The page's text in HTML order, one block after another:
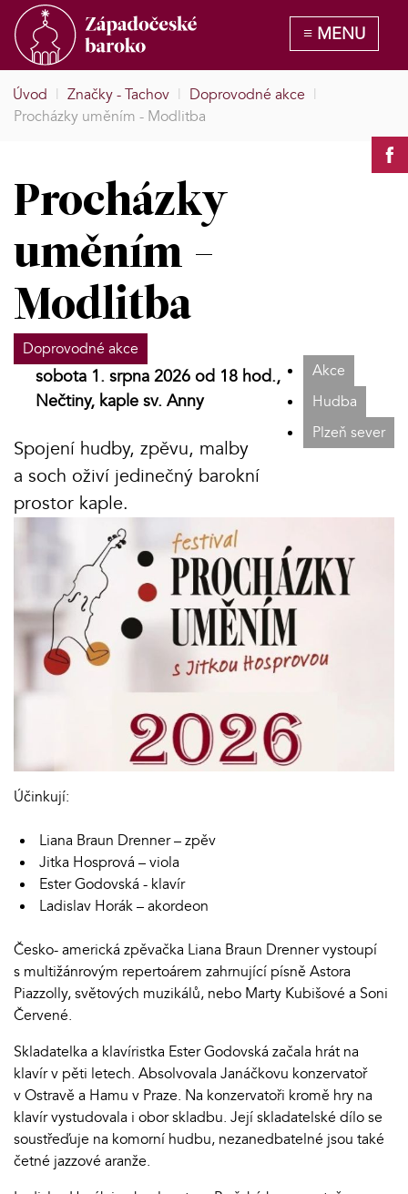
Úvod | Značky - Tachov | Doprovodné akce |
Procházky uměním - Modlitba
Procházky
uměním -
Modlitba
Doprovodné akce
Akce
Hudba
Plzeň sever
sobota 1. srpna 2026 od 18 hod.,
Nečtiny, kaple sv. Anny
Spojení hudby, zpěvu, malby
a soch oživí jedinečný barokní
prostor kaple.
Účinkují:
Liana Braun Drenner – zpěv
Jitka Hosprová – viola
Ester Godovská - klavír
Ladislav Horák – akordeon
Česko- americká zpěvačka Liana Braun Drenner vystoupí
s multižánrovým repertoárem zahrnující písně Astora
Piazzolly, světových muzikálů, nebo Marty Kubišové a Soni
Červené.
Skladatelka a klavíristka Ester Godovská začala hrát na
klavír v pěti letech. Absolvovala Janáčkovu konzervatoř
v Ostravě a Hamu v Praze. Na konzervatoři kromě hry na
klavír vystudovala i obor skladbu. Její skladatelské dílo se
soustřeďuje na komorní hudbu, nezanedbatelné jsou také
četné jazzové aranže.